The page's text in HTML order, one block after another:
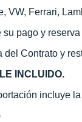
VW, Ferrari,
pago y
del Contrato y
INCLUIDO.
incluye